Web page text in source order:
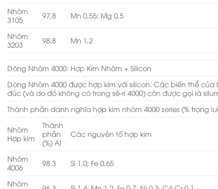
Nhôm
3105
97,8 Mn 0,55; Mg 0,5
Nhôm
3203
98,8 Mn 1,2
Dòng Nhôm 4000: Hợp Kim Nhôm + Silicon
Dòng Nhôm 4000 được hợp kim với silicon. Các biến thể
đúc (và do đó không có trong sê-ri 4000) còn được gọi là
Thành phần danh nghĩa hợp kim nhôm 4000 series (% trọng
Nhôm
Hợp kim
Thành
phần
(%) Al
Các nguyên tố hợp kim
Nhôm
4006
98.3 Si 1,0; Fe 0,65
Nhôm